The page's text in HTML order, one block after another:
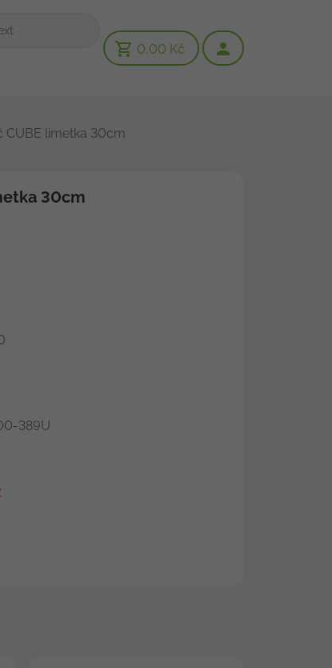
0,00 Kč
CUBE limetka 30cm
30cm
389U